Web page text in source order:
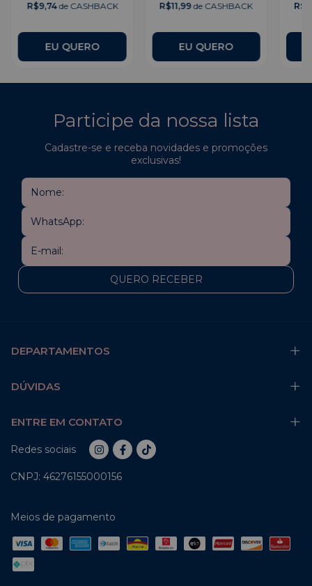
R$9,74de CASHBACK
R$11,99de CASHBACK
Participe da nossa lista
Cadastre-se e receba novidades e promoções
exclusivas!
DEPARTAMENTOS
DÚVIDAS
ENTRE EM CONTATO
Redes sociais
CNPJ: 46276155000156
Meios de pagamento